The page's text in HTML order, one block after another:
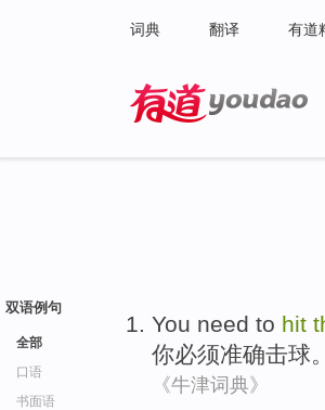
词典 翻译 有道
双语例句
全部
口语
书面语
You need to hit
你必须准确击球。
《牛津词典》